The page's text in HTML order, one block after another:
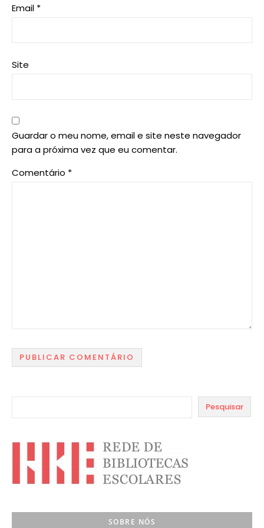
Email *
Site
Guardar o meu nome, email e site neste navegador
para a próxima vez que eu comentar.
Comentário *
Pesquisar
SOBRE NÓS